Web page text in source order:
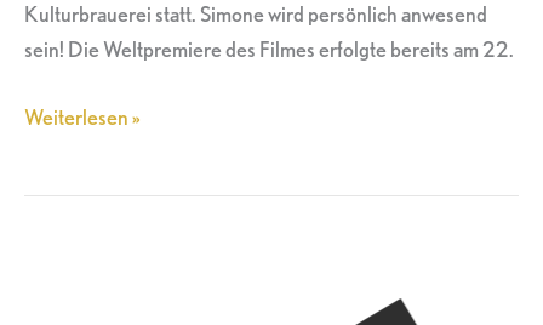
Kulturbrauerei statt. Simone wird persönlich anwesend
sein! Die Weltpremiere des Filmes erfolgte bereits am 22.
Weiterlesen »